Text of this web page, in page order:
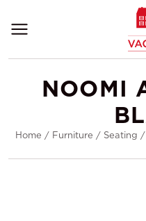
NOOMI
Home / Furniture / Seating /